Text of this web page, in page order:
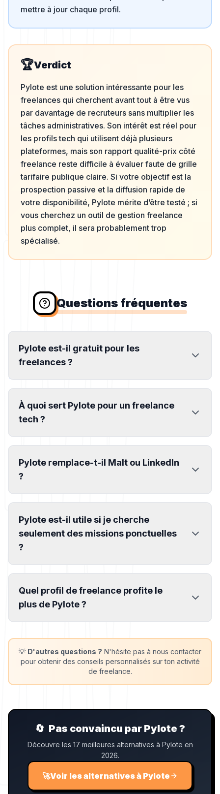
mettre à jour chaque profil.
🏆Verdict
Pylote est une solution intéressante pour les
freelances qui cherchent avant tout à être vus
par davantage de recruteurs sans multiplier les
tâches administratives. Son intérêt est réel pour
les profils tech qui utilisent déjà plusieurs
plateformes, mais son rapport qualité-prix côté
freelance reste difficile à évaluer faute de grille
tarifaire publique claire. Si votre objectif est la
prospection passive et la diffusion rapide de
votre disponibilité, Pylote mérite d’être testé ; si
vous cherchez un outil de gestion freelance
plus complet, il sera probablement trop
spécialisé.
Questions fréquentes
Pylote est-il gratuit pour les
freelances ?
À quoi sert Pylote pour un freelance
tech ?
Pylote remplace-t-il Malt ou LinkedIn
?
Pylote est-il utile si je cherche
seulement des missions ponctuelles
?
Quel profil de freelance profite le
plus de Pylote ?
💡 D'autres questions ? N'hésite pas à nous contacter
pour obtenir des conseils personnalisés sur ton activité
de freelance.
🔄 Pas convaincu par Pylote ?
Découvre les 17 meilleures alternatives à Pylote en
2026.
🚀Voir les alternatives à Pylote